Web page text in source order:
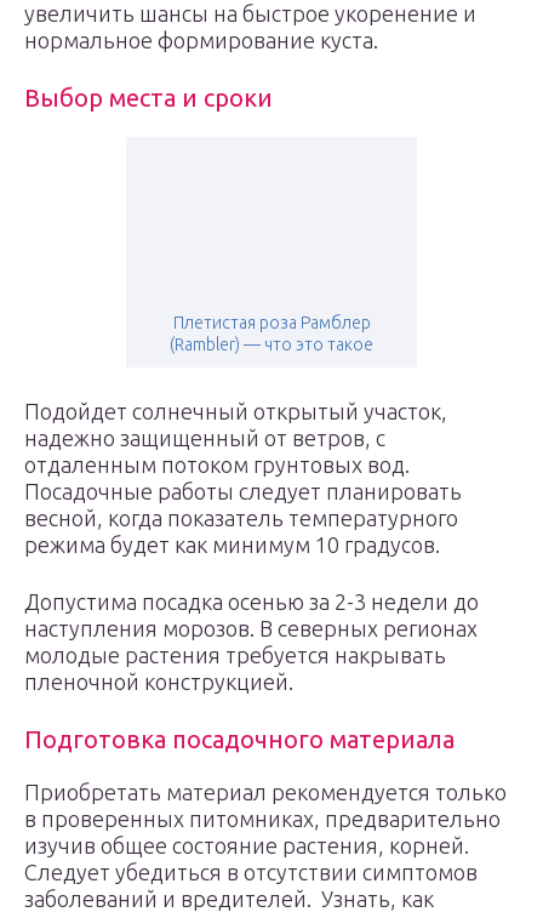
увеличить шансы на быстрое укоренение и
нормальное формирование куста.
Выбор места и сроки
Плетистая роза Рамблер
(Rambler) — что это такое
Подойдет солнечный открытый участок,
надежно защищенный от ветров, с
отдаленным потоком грунтовых вод.
Посадочные работы следует планировать
весной, когда показатель температурного
режима будет как минимум 10 градусов.
Допустима посадка осенью за 2-3 недели до
наступления морозов. В северных регионах
молодые растения требуется накрывать
пленочной конструкцией.
Подготовка посадочного материала
Приобретать материал рекомендуется только
в проверенных питомниках, предварительно
изучив общее состояние растения, корней.
Следует убедиться в отсутствии симптомов
заболеваний и вредителей. Узнать, как